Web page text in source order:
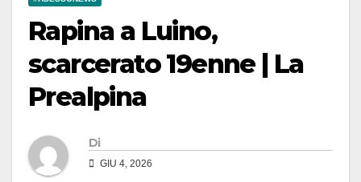
Rapina a Luino,
scarcerato 19enne | La
Prealpina
Di
GIU 4, 2026